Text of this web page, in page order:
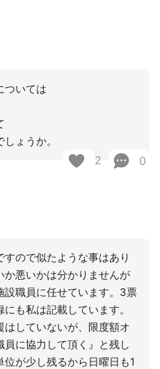
ついては
ょうか。
2 0
ので似たような事はあり
か悪いかは分かりませんが
設職員に任せています。3票
も私は記載しています。
はしていないが、限度額オ
に協力して頂く』と残し
が少し残るから日曜日も1